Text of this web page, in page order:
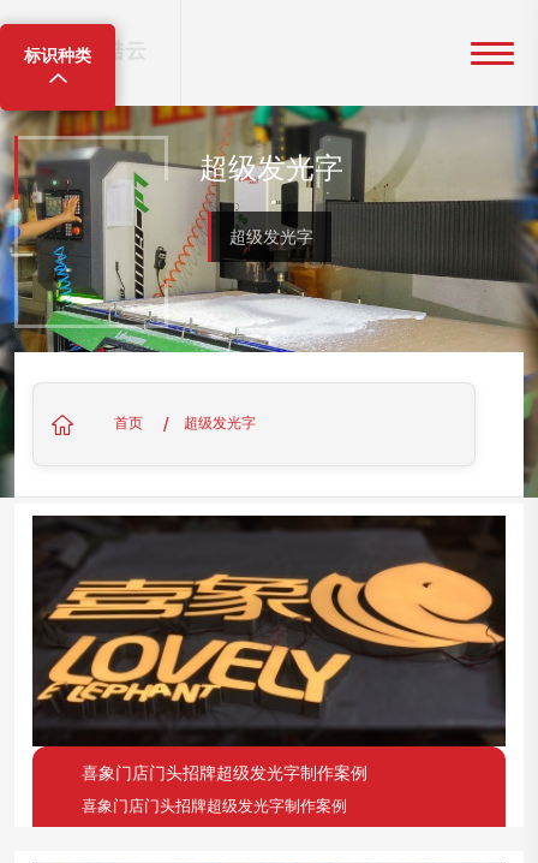
超级发光字
超级发光字
首页 / 超级发光字
标识种类
喜象门店门头招牌超级发光字制作案例
喜象门店门头招牌超级发光字制作案例